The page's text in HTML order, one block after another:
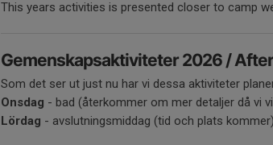
This years activities is presented closer to camp
Gemenskapsaktiviteter 2026 /
Som det ser ut just nu har vi dessa aktiviteter
Onsdag - bad (återkommer om mer detaljer då vi
Lördag - avslutningsmiddag (tid och plats kommer)